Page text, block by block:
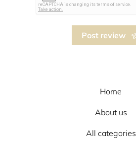
Post review
Home
About us
All categories